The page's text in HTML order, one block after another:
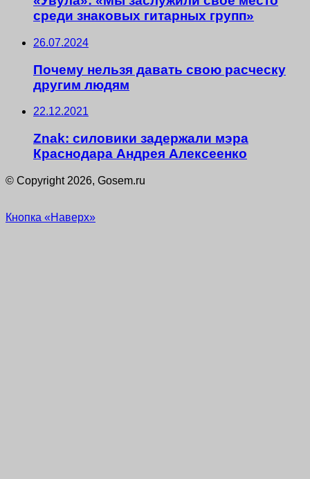
среди знаковых гитарных групп»
26.07.2024
Почему нельзя давать свою расческу
другим людям
22.12.2021
Znak: силовики задержали мэра
Краснодара Андрея Алексеенко
© Copyright 2026, Gosem.ru
Кнопка «Наверх»